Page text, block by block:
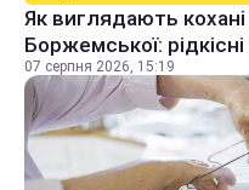
Як виглядають
Боржемської:
07 серпня 2026, 15:19